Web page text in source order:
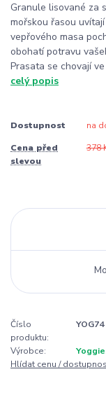
Granule lisované za
mořskou řasou
vepřového masa
obohatí potravu
Prasata se chovají
celý popis
Dostupnost na
Cena před
slevou
378
Číslo
produktu:
YOG74
Výrobce:
Hlídat cenu /